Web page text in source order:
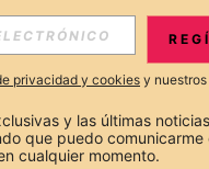
Y NOTICIAS DE
privacidad y cookies y nuestros
y las últimas
que puedo comunicarme
cualquier momento.